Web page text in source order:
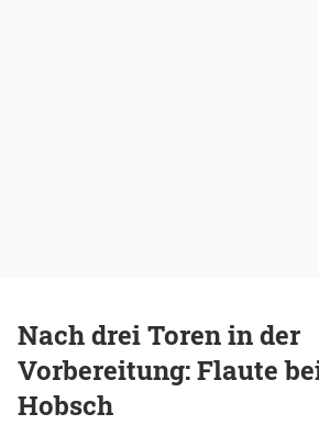
Nach drei Toren in der
Vorbereitung: Flaute
Hobsch